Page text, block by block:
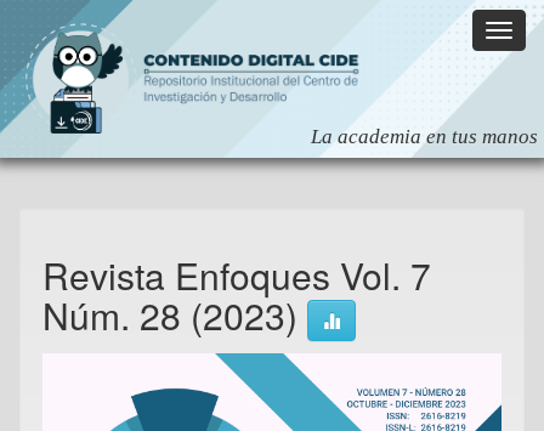
navigation
Revista Enfoques Vol. 7
Núm. 28 (2023)